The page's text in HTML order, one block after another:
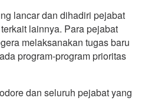
lancar dan dihadiri pejabat
lainnya. Para pejabat
melaksanakan tugas baru
program-program prioritas
dan seluruh pejabat yang